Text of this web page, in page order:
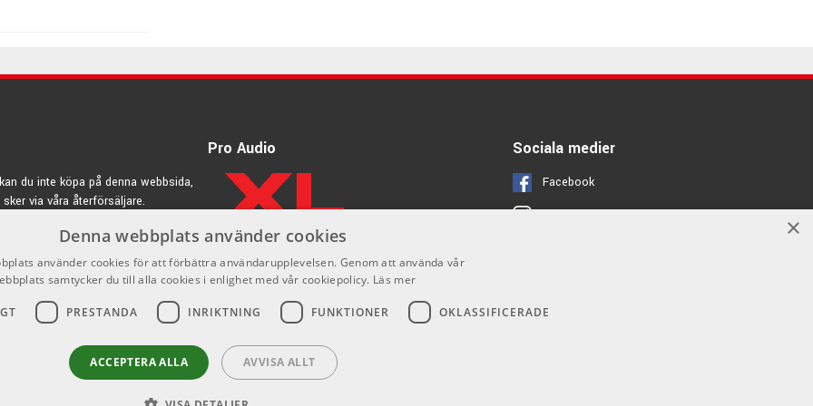
och något torrare variant mot övriga cymbaler i S-
efterklang. Ride-cymbalerna är tydliga, fylliga med en
tydliga, distinkta med snabb respons, ett tydligt stampljud
du inte köpa på denna webbsida,
via våra återförsäljare.
Pro Audio Sociala medier
Facebook
Instagram ×
Denna webbplats använder cookies
använder cookies för att förbättra användarupplevelsen. Genom att använda vår
samtycker du till alla cookies i enlighet med vår cookiepolicy. Läs mer
PRESTANDA INRIKTNING FUNKTIONER OKLASSIFICERADE
ACCEPTERA ALLA AVVISA ALLT